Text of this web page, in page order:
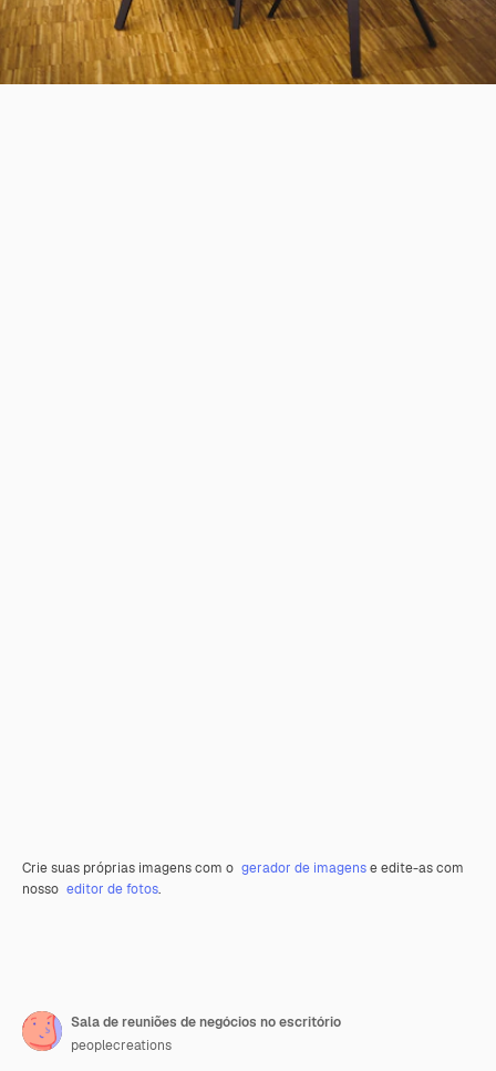
Crie suas próprias imagens com o gerador de imagense edite-as com
nosso editor de fotos.
Sala de reuniões de negócios no escritório
peoplecreations